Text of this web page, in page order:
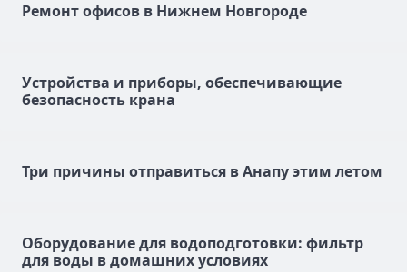
Ремонт офисов в Нижнем Новгороде
Устройства и приборы, обеспечивающие
безопасность крана
Три причины отправиться в Анапу этим летом
Оборудование для водоподготовки: фильтр
для воды в домашних условиях